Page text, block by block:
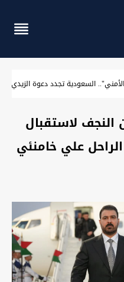
السعودية تجدد دعوة الزيدي
النجف لاستقبال
علي خامنئي